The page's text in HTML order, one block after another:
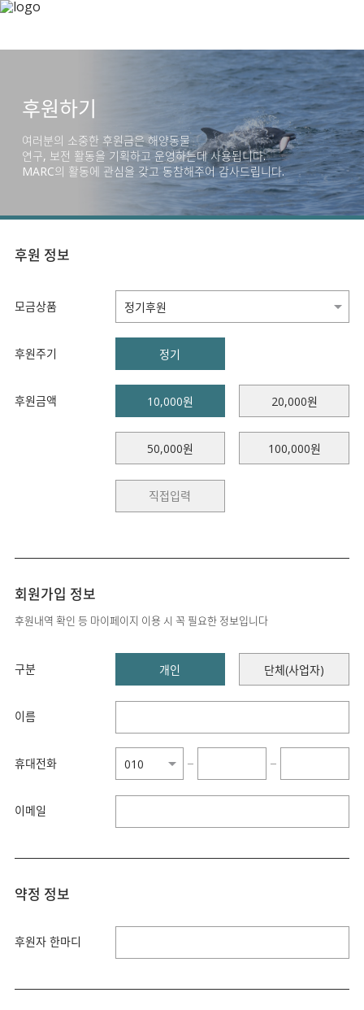
후원하기
여러분의 소중한 후원금은 해양동물
연구, 보전 활동을 기획하고 운영하는데 사용됩니다.
MARC의 활동에 관심을 갖고 동참해주어 감사드립니다.
후원 정보
모금상품
후원주기 정기
후원금액 10,000원 20,000원
50,000원 100,000원
회원가입 정보
후원내역 확인 등 마이페이지 이용 시 꼭 필요한 정보입니다
구분 개인 단체(사업자)
이름
휴대전화 − −
이메일
약정 정보
후원자 한마디